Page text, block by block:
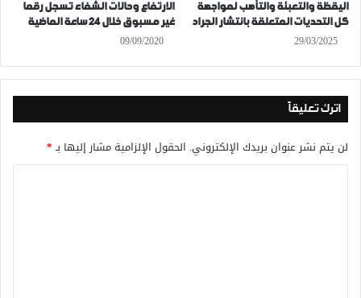
اليقظة والتعبئة والتأهب لمواجهة
كل التحديات المتعلقة بانتشار الجراد
29/03/2025
الارتفاع وحالات الشفاء تسجل رقما
غير مسبوق خلال 24 ساعة الماضية
09/09/2020
اترك تعليقاً
لن يتم نشر عنوان بريدك الإلكتروني. الحقول الإلزامية مشار إليها بـ*